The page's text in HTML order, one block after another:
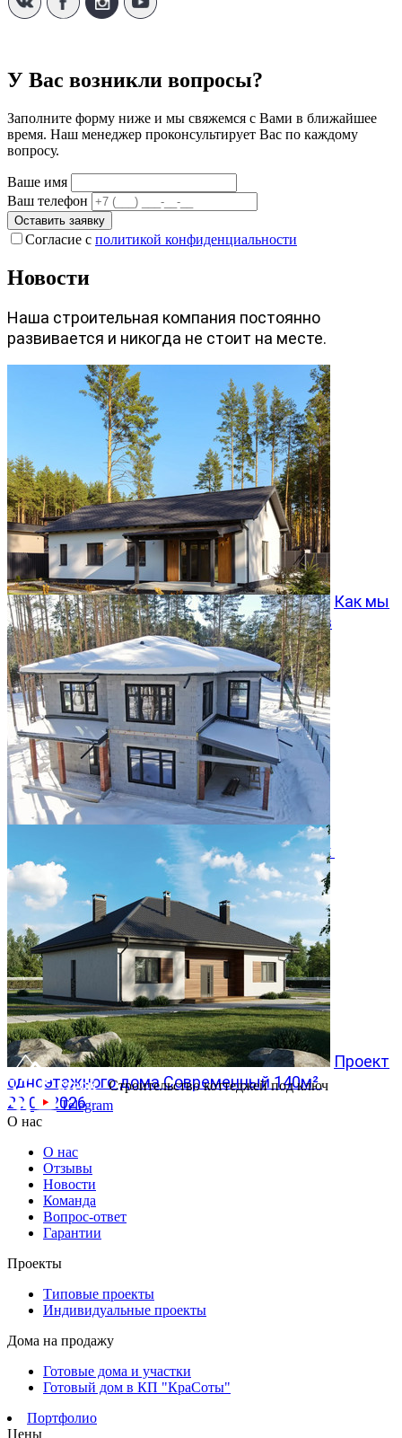
У Вас возникли вопросы?
Заполните форму ниже и мы свяжемся с Вами в ближайшее
время. Наш менеджер проконсультирует Вас по каждому
вопросу.
Ваше имя
Ваш телефон
Оставить заявку
Согласие с политикой конфиденциальности
Новости
Наша строительная компания постоянно
развивается и никогда не стоит на месте.
Как мы
превращаем типовой проект Хвойный 96 в
особенный дом
05.08.2026
Двухэтажный дом 366м² в КП Заповедник
28.07.2026
Проект
одноэтажного дома Современный 140м²
20.07.2026
Строительство коттеджей под ключ
Telegram
О нас
О нас
Отзывы
Новости
Команда
Вопрос-ответ
Гарантии
Проекты
Типовые проекты
Индивидуальные проекты
Дома на продажу
Готовые дома и участки
Готовый дом в КП "КраСоты"
Портфолио
Цены